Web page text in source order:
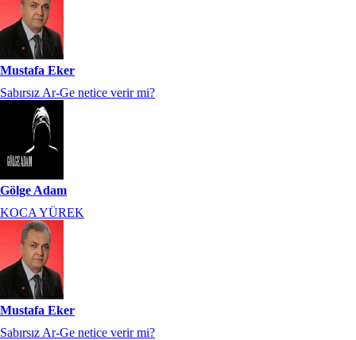
Mustafa Eker
Sabırsız Ar-Ge netice verir mi?
Gölge Adam
KOCA YÜREK
Mustafa Eker
Sabırsız Ar-Ge netice verir mi?